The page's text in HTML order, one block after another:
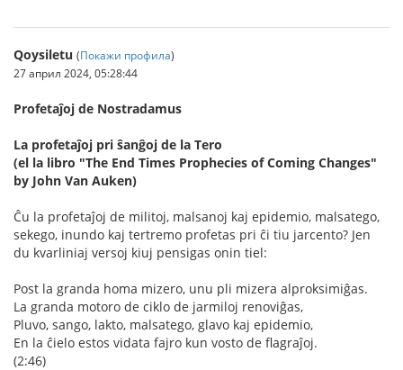
Qoysiletu (Покажи профила)
27 април 2024, 05:28:44
Profetaĵoj de Nostradamus
La profetaĵoj pri ŝanĝoj de la Tero
(el la libro "The End Times Prophecies of Coming Changes"
by John Van Auken)
Ĉu la profetaĵoj de militoj, malsanoj kaj epidemio, malsatego,
sekego, inundo kaj tertremo profetas pri ĉi tiu jarcento? Jen
du kvarliniaj versoj kiuj pensigas onin tiel:
Post la granda homa mizero, unu pli mizera alproksimiĝas.
La granda motoro de ciklo de jarmiloj renoviĝas,
Pluvo, sango, lakto, malsatego, glavo kaj epidemio,
En la ĉielo estos vidata fajro kun vosto de flagraĵoj.
(2:46)